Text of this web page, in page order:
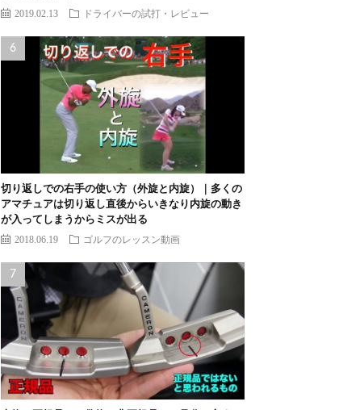
2019.02.13 ドライバーの試打・レビュー
切り返しでの右手の使い方（外旋と内旋）｜多くの
アマチュアは切り返し直後からいきなり内旋の動き
が入ってしまうからミスが出る
2018.06.19 ゴルフのレッスン動画